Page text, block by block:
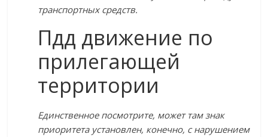
транспортных средств.
Пдд движение по
прилегающей
территории
Единственное посмотрите, может там знак
приоритета установлен, конечно, с нарушением